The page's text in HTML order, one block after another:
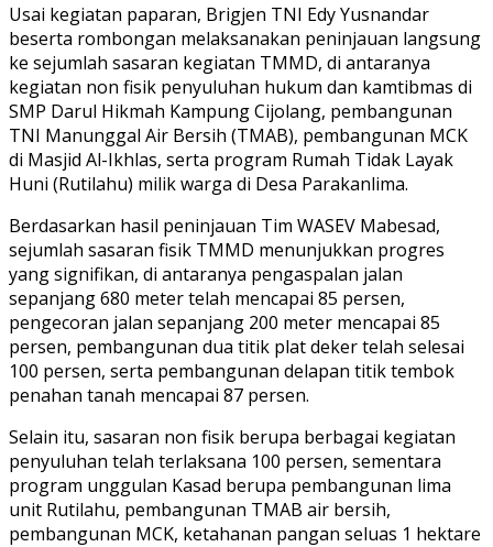
Usai kegiatan paparan, Brigjen TNI Edy Yusnandar
beserta rombongan melaksanakan peninjauan langsung
ke sejumlah sasaran kegiatan TMMD, di antaranya
kegiatan non fisik penyuluhan hukum dan kamtibmas di
SMP Darul Hikmah Kampung Cijolang, pembangunan
TNI Manunggal Air Bersih (TMAB), pembangunan MCK
di Masjid Al-Ikhlas, serta program Rumah Tidak Layak
Huni (Rutilahu) milik warga di Desa Parakanlima.
Berdasarkan hasil peninjauan Tim WASEV Mabesad,
sejumlah sasaran fisik TMMD menunjukkan progres
yang signifikan, di antaranya pengaspalan jalan
sepanjang 680 meter telah mencapai 85 persen,
pengecoran jalan sepanjang 200 meter mencapai 85
persen, pembangunan dua titik plat deker telah selesai
100 persen, serta pembangunan delapan titik tembok
penahan tanah mencapai 87 persen.
Selain itu, sasaran non fisik berupa berbagai kegiatan
penyuluhan telah terlaksana 100 persen, sementara
program unggulan Kasad berupa pembangunan lima
unit Rutilahu, pembangunan TMAB air bersih,
pembangunan MCK, ketahanan pangan seluas 1 hektare